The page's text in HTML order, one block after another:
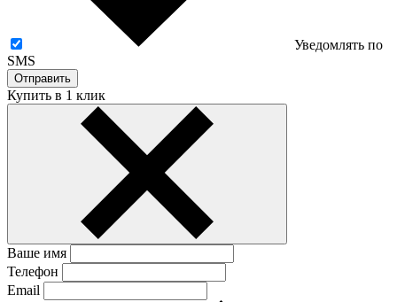
Уведомлять по
SMS
Отправить
Купить в 1 клик
Ваше имя
Телефон
Email